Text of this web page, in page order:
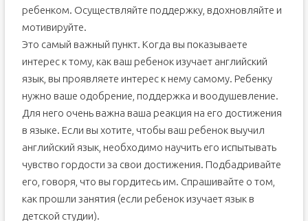
ребенком. Осуществляйте поддержку, вдохновляйте и
мотивируйте.
Это самый важный пункт. Когда вы показываете
интерес к тому, как ваш ребенок изучает английский
язык, вы проявляете интерес к нему самому. Ребенку
нужно ваше одобрение, поддержка и воодушевление.
Для него очень важна ваша реакция на его достижения
в языке. Если вы хотите, чтобы ваш ребенок выучил
английский язык, необходимо научить его испытывать
чувство гордости за свои достижения. Подбадривайте
его, говоря, что вы гордитесь им. Спрашивайте о том,
как прошли занятия (если ребенок изучает язык в
детской студии).